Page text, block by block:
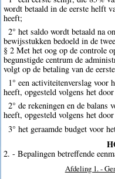
wordt betaald in de eerste helft
heeft;
2° het saldo wordt betaald na
bewijsstukken bedoeld in de
§ 2 Met het oog op de controle
begunstigde centrum de
volgt op de betaling van de
1° een activiteitenverslag voor
heeft, opgesteld volgens het
2° de rekeningen en de balans
heeft, opgesteld volgens het
3° het geraamde budget voor
2. - Bepalingen betreffende
Afdeling 1. -